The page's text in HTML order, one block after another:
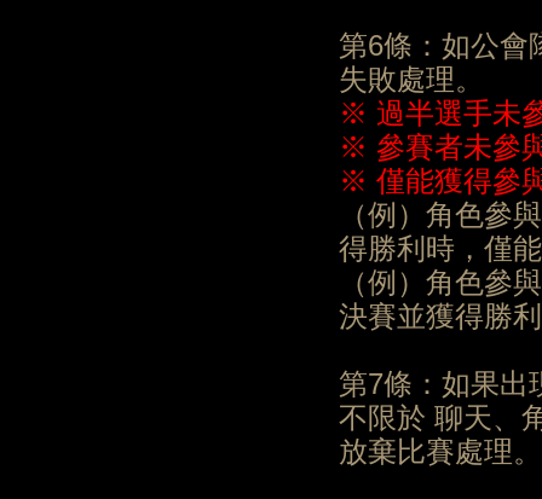
第6條：如公會
失敗處理。
※ 過半選手未
※ 參賽者未參
※ 僅能獲得參
（例）角色參
得勝利時，僅
（例）角色參
決賽並獲得勝
第7條：如果出
不限於 聊天、
放棄比賽處理。